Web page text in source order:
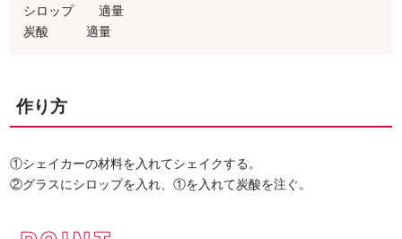
シロップ 適量
炭酸 適量
作り方
①シェイカーの材料を入れてシェイクする。
②グラスにシロップを入れ、①を入れて炭酸を注ぐ。